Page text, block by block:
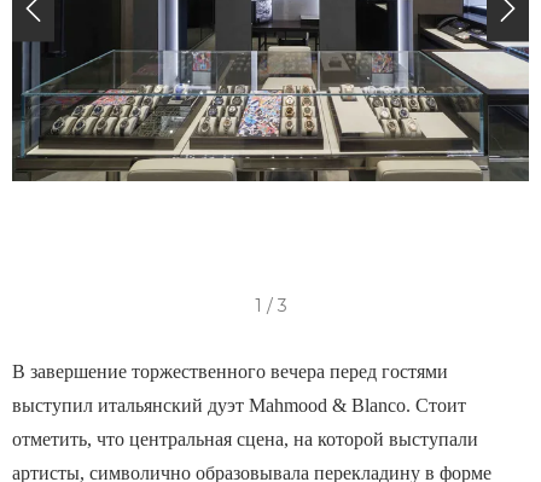
e
m
1
o
1 / 3
В завершение торжественного вечера перед гостями
выступил итальянский дуэт Mahmood & Blanco. Стоит
отметить, что центральная сцена, на которой выступали
артисты, символично образовывала перекладину в форме